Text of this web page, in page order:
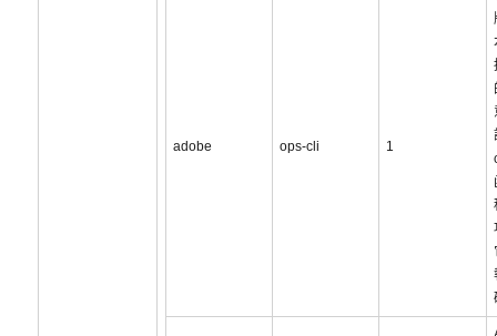
adobe ops-cli 1